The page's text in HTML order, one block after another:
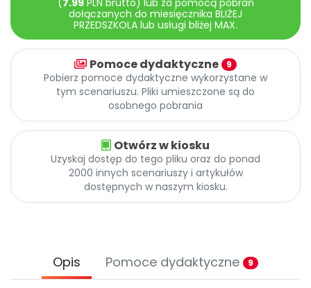
Archiwalne numery
Pomoc
Promocje
(7.99PLN brutto) lub za pomocą pobrań
dołączanych do miesięcznika BLIŻEJ
PRZEDSZKOLA lub usługi bliżej MAX.
Pomoce dydaktyczne 9
Pobierz pomoce dydaktyczne wykorzystane w
tym scenariuszu. Pliki umieszczone są do
osobnego pobrania
Otwórz w kiosku
Uzyskaj dostęp do tego pliku oraz do ponad
2000 innych scenariuszy i artykułów
dostępnych w naszym kiosku.
Opis Pomoce dydaktyczne 9